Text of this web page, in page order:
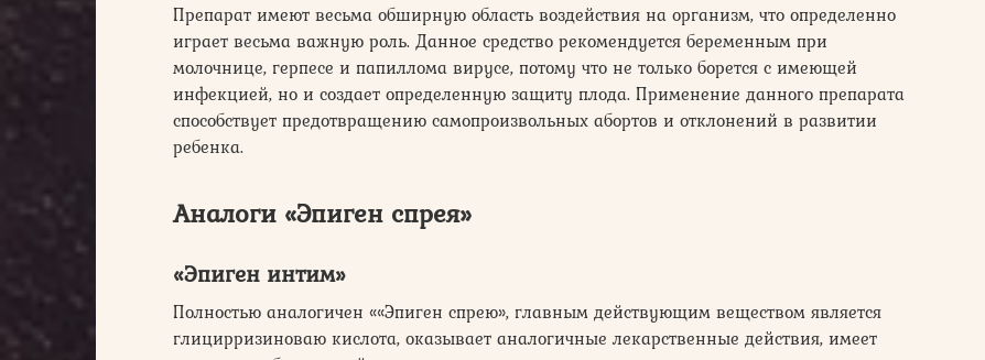
Препарат имеют весьма обширную область воздействия на организм, что определенно
играет весьма важную роль. Данное средство рекомендуется беременным при
молочнице, герпесе и папиллома вирусе, потому что не только борется с имеющей
инфекцией, но и создает определенную защиту плода. Применение данного препарата
способствует предотвращению самопроизвольных абортов и отклонений в развитии
ребенка.
Аналоги «Эпиген спрея»
«Эпиген интим»
Полностью аналогичен ««Эпиген спрею», главным действующим веществом является
глицирризиноваю кислота, оказывает аналогичные лекарственные действия, имеет